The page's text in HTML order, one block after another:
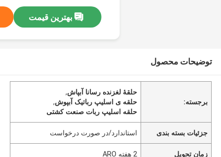
بهترین قیمت
توضیحات محصول
برجسته:
حلقۀ لغزنده رسانا آبپاش,
حلقه ی اسلیپ رباتیک آبپوش,
حلقه اسلیپ ربات صنعت کشتی
جزئیات بسته بندی استاندارد/در صورت درخواست
زمان تحویل 2 هفته ARO